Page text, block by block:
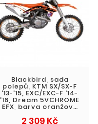
Blackbird, sada
polepů, KTM SX/SX-F
'13-'15, EXC/EXC-F '14-
'16, Dream 5VCHROME
EFX, barva oranžová
2 309 KčCena